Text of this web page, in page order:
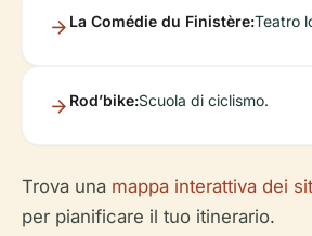
La Comédie du Finistère:Teatro
Rod’bike:Scuola di ciclismo.
Trova una mappa interattiva dei
per pianificare il tuo itinerario.